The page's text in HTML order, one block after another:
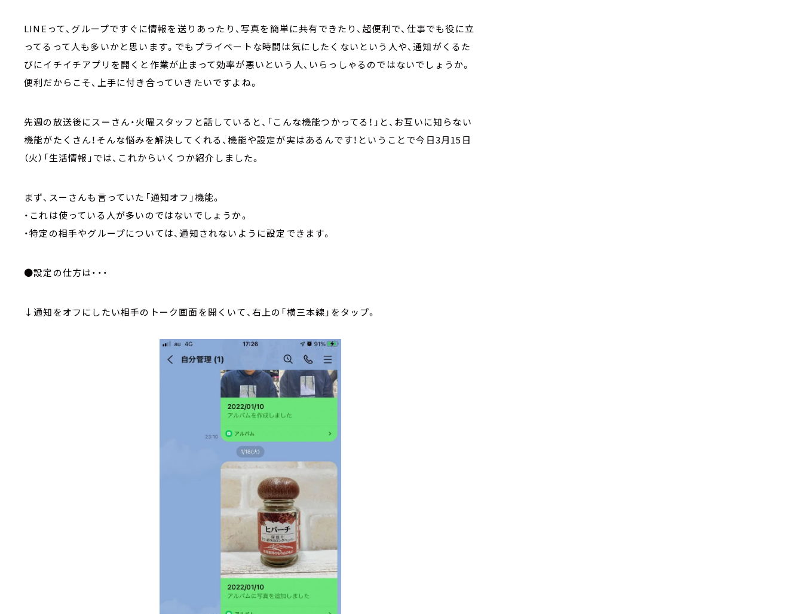
LINEって、グループですぐに情報を送りあったり、写真を簡単に共有できたり、超便利で、仕事でも役に立
ってるって人も多いかと思います。でもプライベートな時間は気にしたくないという人や、通知がくるた
びにイチイチアプリを開くと作業が止まって効率が悪いという人、いらっしゃるのではないでしょうか。
便利だからこそ、上手に付き合っていきたいですよね。
先週の放送後にスーさん・火曜スタッフと話していると、「こんな機能つかってる！」と、お互いに知らない
機能がたくさん！そんな悩みを解決してくれる、機能や設定が実はあるんです！ということで今日3月15日
（火）「生活情報」では、これからいくつか紹介しました。
まず、スーさんも言っていた「通知オフ」機能。
・これは使っている人が多いのではないでしょうか。
・特定の相手やグループについては、通知されないように設定できます。
●設定の仕方は・・・
↓通知をオフにしたい相手のトーク画面を開くいて、右上の「横三本線」をタップ。